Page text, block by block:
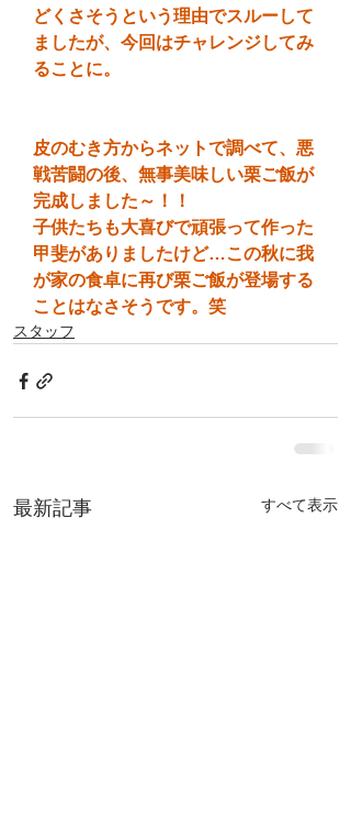
どくさそうという理由でスルーして
ましたが、今回はチャレンジしてみ
ることに。
皮のむき方からネットで調べて、悪
戦苦闘の後、無事美味しい栗ご飯が
完成しました～！！
子供たちも大喜びで頑張って作った
甲斐がありましたけど…この秋に我
が家の食卓に再び栗ご飯が登場する
ことはなさそうです。笑
スタッフ
最新記事 すべて表示